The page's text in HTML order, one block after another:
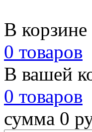
В корзине
0 товаров
В вашей
0 товаров
сумма 0